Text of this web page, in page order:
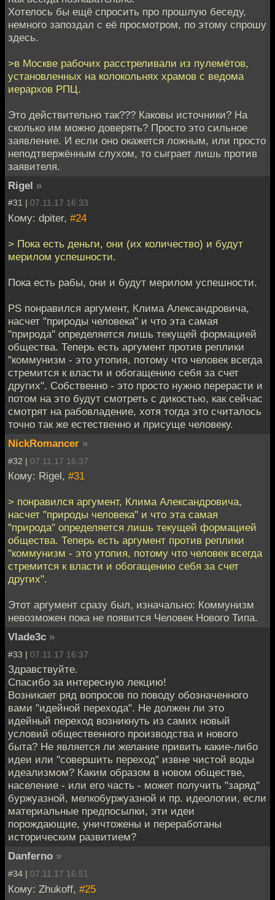
Хотелось бы ещё спросить про прошлую беседу,
немного запоздал с её просмотром, по этому спрошу
здесь.
>в Москве рабочих расстреливали из пулемётов,
установленных на колокольнях храмов с ведома
иерархов РПЦ.
Это действительно так??? Каковы источники? На
сколько им можно доверять? Просто это сильное
заявление. И если оно окажется ложным, или просто
неподтвержённым слухом, то сыграет лишь против
заявителя.
Rigel »
#31 | 07.11.17 16:33
Кому: dpiter, #24
> Пока есть деньги, они (их количество) и будут
мерилом успешности.
Пока есть рабы, они и будут мерилом успешности.
PS понравился аргумент, Клима Александровича,
насчет "природы человека" и что эта самая
"природа" определяется лишь текущей формацией
общества. Теперь есть аргумент против реплики
"коммунизм - это утопия, потому что человек всегда
стремится к власти и обогащению себя за счет
других". Собственно - это просто нужно перерасти и
потом на это будут смотреть с дикостью, как сейчас
смотрят на рабовладение, хотя тогда это считалось
точно так же естественно и присуще человеку.
NickRomancer »
#32 | 07.11.17 16:37
Кому: Rigel, #31
> понравился аргумент, Клима Александровича,
насчет "природы человека" и что эта самая
"природа" определяется лишь текущей формацией
общества. Теперь есть аргумент против реплики
"коммунизм - это утопия, потому что человек всегда
стремится к власти и обогащению себя за счет
других".
Этот аргумент сразу был, изначально: Коммунизм
невозможен пока не появится Человек Нового Типа.
Vlade3c »
#33 | 07.11.17 16:37
Здравствуйте.
Спасибо за интересную лекцию!
Возникает ряд вопросов по поводу обозначенного
вами "идейной перехода". Не должен ли это
идейный переход возникнуть из самих новый
условий общественного производства и нового
быта? Не является ли желание привить какие-либо
идеи или "совершить переход" извне чистой воды
идеализмом? Каким образом в новом обществе,
население - или его часть - может получить "заряд"
буржуазной, мелкобуржуазной и пр. идеологии, если
материальные предпосылки, эти идеи
порождающие, уничтожены и переработаны
историческим развитием?
Danferno »
#34 | 07.11.17 16:51
Кому: Zhukoff, #25